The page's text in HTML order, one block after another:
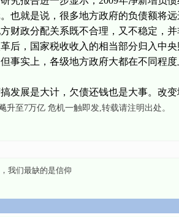
也就是说，很多地方政府的负债额将
政分配关系既不合理，又不稳定，并
，国家税收收入的相当部分归入中央
事实上，各级地方政府大都在不同程
展是大计，欠债还钱也是大事。改变
升至7万亿 危机一触即发,转载请注明出处。
我们最缺的是信仰